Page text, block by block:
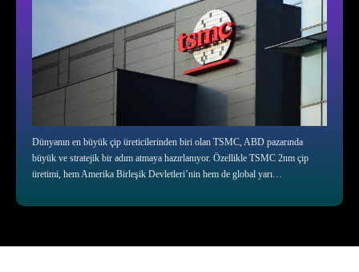
Dünyanın en büyük çip üreticilerinden biri olan TSMC, ABD pazarında
büyük ve stratejik bir adım atmaya hazırlanıyor. Özellikle TSMC 2nm çip
üretimi, hem Amerika Birleşik Devletleri’nin hem de global yarı…